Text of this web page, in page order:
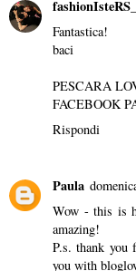
Fantastica!
baci
PESCARA
FACEBOOK
Rispondi
Paula
Wow - this is
amazing!
P.s. thank you
you with